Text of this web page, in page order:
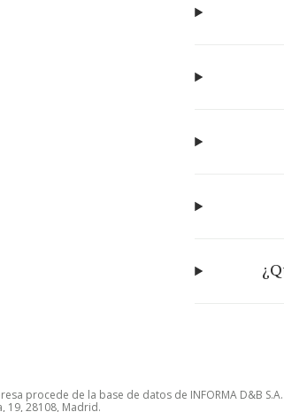
procede de la base de datos de INFORMA D&B
19, 28108, Madrid.